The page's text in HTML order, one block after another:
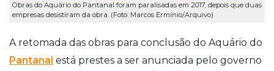
Obras do Aquário do Pantanal foram paralisadas em 2017, depois que duas
empresas desistiram da obra. (Foto: Marcos Ermínio/Arquivo)
A retomada das obras para conclusão do Aquário do
Pantanal está prestes a ser anunciada pelo governo